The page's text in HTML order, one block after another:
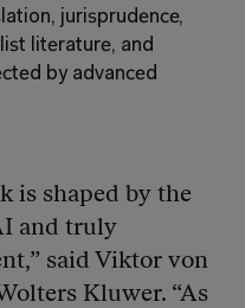
jurisprudence,
literature, and
by advanced
is shaped by the
and truly
said Viktor von
Kluwer. “As